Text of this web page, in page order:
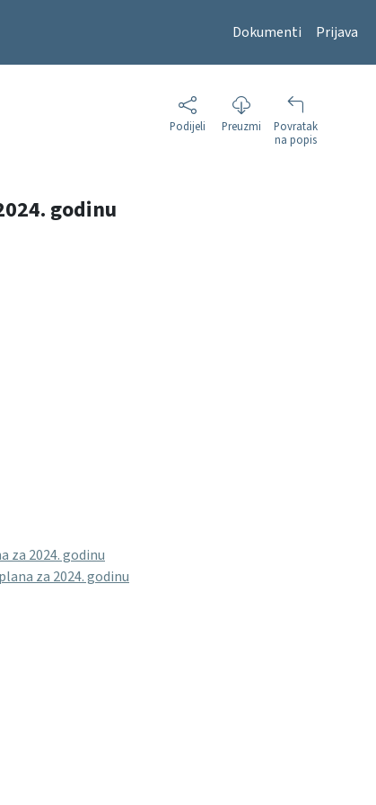
Dokumenti Prijava
Podijeli Preuzmi
Povratak
na popis
godinu
za 2024. godinu
za 2024. godinu